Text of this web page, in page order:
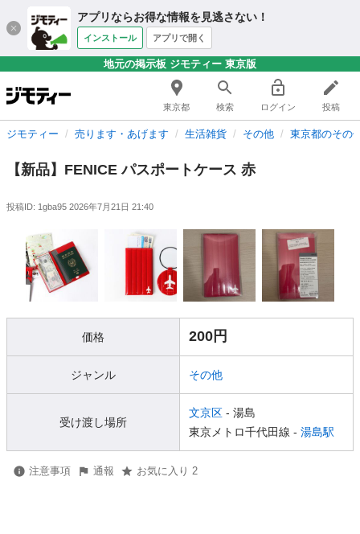
アプリならお得な情報を見逃さない！
インストール アプリで開く
地元の掲示板 ジモティー 東京版
東京都 検索 ログイン 投稿
ジモティー 売ります・あげます 生活雑貨 その他 東京都のその
【新品】FENICE パスポートケース 赤
投稿ID: 1gba95 2026年7月21日 21:40
価格 200円
ジャンル その他
受け渡し場所
文京区 - 湯島
東京メトロ千代田線 - 湯島駅
注意事項 通報 お気に入り 2